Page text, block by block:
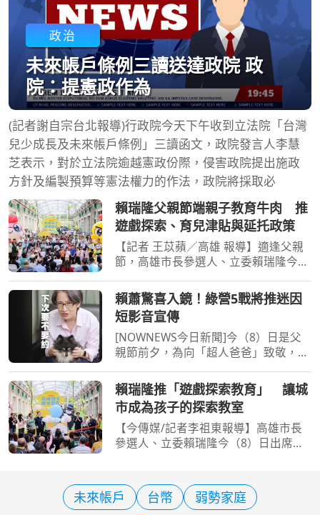
政治
未來帳戶條例三讀送達政院 政
院：提憲政作為
(記者謝自宗台北報導)行政院今天下午收到立法院「台灣
兒少成長及未來帳戶條例」三讀函文，政院發言人李慧
芝表示，對於立法院逾越憲政份際，侵害政院提出施政
方針及編製預算等憲法權力的作法，政院將採取必
賴瑞隆父親節端親子教育牛肉 推
遊戲探索、育兒津貼與延托政策
【記者 王苡蘋／高雄 報導】適逢父親
節，高雄市長參選人、立委賴瑞隆今
禮，與大小朋友體驗園區設施，並向爸
爸及代父職者送上節日祝福。繼日前提
出「2030雙語之都」七大
賴蕭驚喜入鏡！綠營5戰將推迷因
短影音宣傳
[NOWNEWS今日新聞]今（8）日是父
親節前夕，為向「超人爸爸」致敬，民
候選人沈伯洋、桃園市候選人黃世杰、
新竹市長候選人莊競程、宜蘭縣長候選
人林國漳及南投縣長候選人...
賴瑞隆推「遊戲探索教育」 讓城
市成為孩子的探索教室
【今傳媒/記者李祖東報導】高雄市長
參選人、立委賴瑞隆今（8）日出席高
父職者送上父親節祝福。繼日前提出
「2030雙語之都」七大政見
未來帳戶 台幣 弱勢家庭